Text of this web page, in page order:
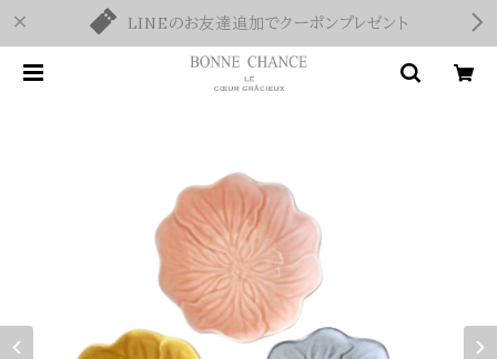
LINEのお友達追加でクーポンプレゼント